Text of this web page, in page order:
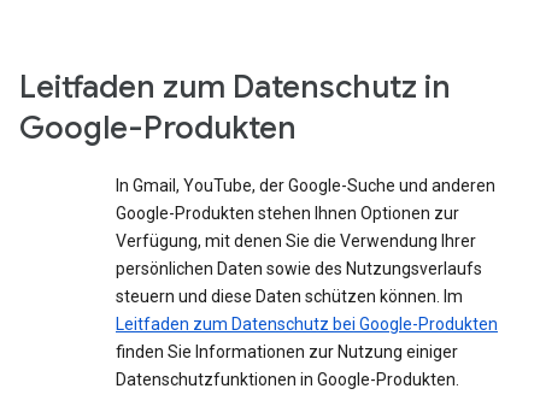
Leitfaden zum Datenschutz in
Google-Produkten
In Gmail, YouTube, der Google-Suche und anderen
Google-Produkten stehen Ihnen Optionen zur
Verfügung, mit denen Sie die Verwendung Ihrer
persönlichen Daten sowie des Nutzungsverlaufs
steuern und diese Daten schützen können. Im
Leitfaden zum Datenschutz bei Google-Produkten
finden Sie Informationen zur Nutzung einiger
Datenschutzfunktionen in Google-Produkten.